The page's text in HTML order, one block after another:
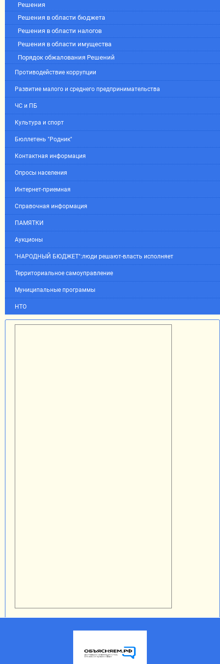
Решения
Решения в области бюджета
Решения в области налогов
Решения в области имущества
Порядок обжалования Решений
Противодействие коррупции
Развитие малого и среднего предпринимательства
ЧС и ПБ
Культура и спорт
Бюллетень "Родник"
Контактная информация
Опросы населения
Интернет-приемная
Справочная информация
ПАМЯТКИ
Аукционы
"НАРОДНЫЙ БЮДЖЕТ":люди решают-власть исполняет
Территориальное самоуправление
Муниципальные программы
НТО